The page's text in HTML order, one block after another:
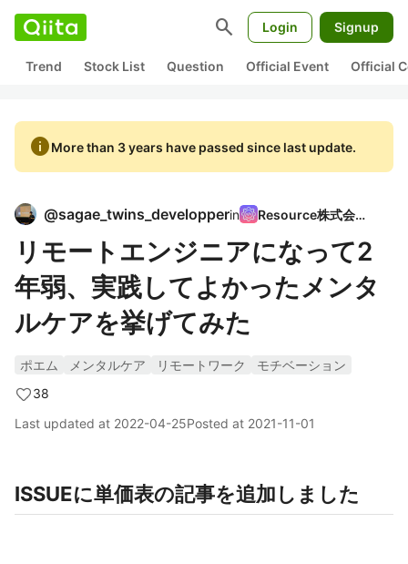
search Login Signup
Trend Stock List Question Official Event Official
infoMore than 3 years have passed since last update.
@sagae_twins_developperin Resource株式会社
リモートエンジニアになって2
年弱、実践してよかったメンタ
ルケアを挙げてみた
ポエム メンタルケア リモートワーク
モチベーション
38
Last updated at 2022-04-25Posted at 2021-11-01
ISSUEに単価表の記事を追加しました